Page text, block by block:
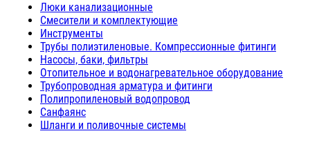
Люки канализационные
Cмесители и комплектующие
Инструменты
Трубы полиэтиленовые. Компрессионные фитинги
Насосы, баки, фильтры
Отопительное и водонагревательное оборудование
Трубопроводная арматура и фитинги
Полипропиленовый водопровод
Санфаянс
Шланги и поливочные системы